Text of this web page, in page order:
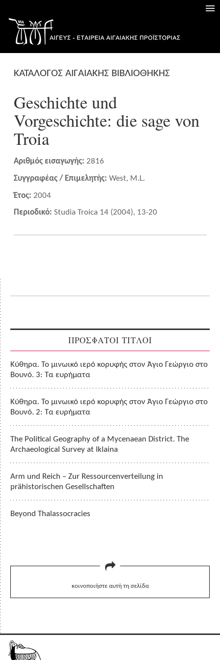
ΚΑΤΑΛΟΓΟΣ ΑΙΓΑΙΑΚΗΣ ΒΙΒΛΙΟΘΗΚΗΣ
Geschichte und
Vorgeschichte: die sage von
Troia
Αριθμός εισαγωγής: 2816
Συγγραφέας / Επιμελητής: West, M.L.
Έτος: 2004
Περιοδικό: Studia Troica 14 (2004), 13-20
ΠΡΟΣΦΑΤΟΙ ΤΙΤΛΟΙ
Κύθηρα. Το μινωικό ιερό κορυφής στον Άγιο Γεώργιο στο
Βουνό. 3: Τα ευρήματα
Κύθηρα. Το μινωικό ιερό κορυφής στον Άγιο Γεώργιο στο
Βουνό. 2: Τα ευρήματα
The Political Geography of a Mycenaean District. The
Archaeological Survey at Iklaina
Arm und Reich – Zur Ressourcenverteilung in
prähistorischen Gesellschaften
Beyond Thalassocracies
κοινοποιήστε αυτή τη σελίδα